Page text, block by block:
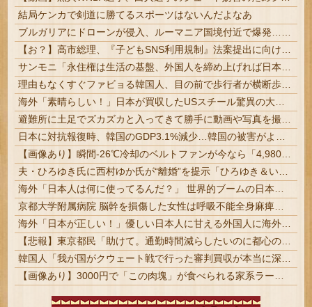
結局ケンカで剣道に勝てるスポーツはないんだよなあ